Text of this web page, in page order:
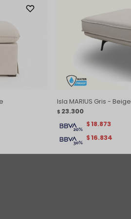
Isla MARIUS Gris - Beige
$ 23.300
$16.834
$18.873